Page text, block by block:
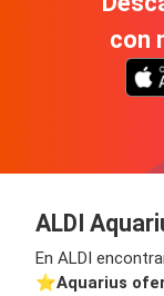
con
ALDI
En ALDI
⭐️Aquarius